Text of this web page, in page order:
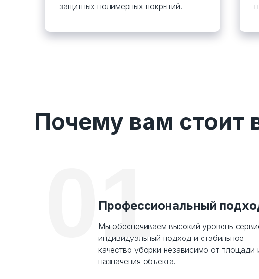
защитных полимерных покрытий.
Почему вам стоит
Профессиональный
Мы обеспечиваем высокий уровень
индивидуальный подход и стабильное
качество уборки независимо от площади
назначения объекта.
01